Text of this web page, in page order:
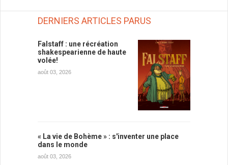
DERNIERS ARTICLES PARUS
Falstaff : une récréation
shakespearienne de haute
volée!
août 03, 2026
« La vie de Bohème » : s'inventer une place
dans le monde
août 03, 2026